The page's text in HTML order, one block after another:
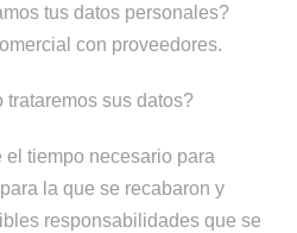
tus datos personales?
con proveedores.
trataremos sus datos?
tiempo necesario para
la que se recabaron y
responsabilidades que se